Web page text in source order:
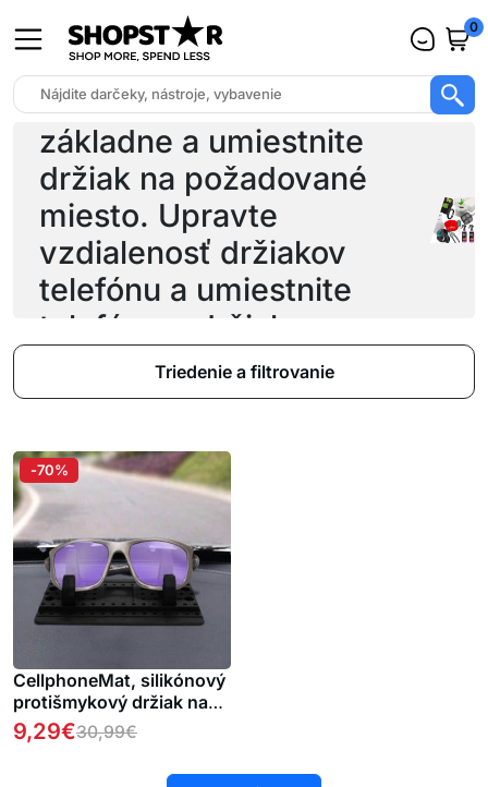
0
Pred inštaláciou odlepte
ochrannú fóliu zo
základne a umiestnite
držiak na požadované
miesto. Upravte
vzdialenosť držiakov
telefónu a umiestnite
telefón na držiak v
horizontálnom smere.
Triedenie a filtrovanie
CellphoneMat, silikónový
protišmykový držiak na
smartfón
9,29€30,99€
-70%